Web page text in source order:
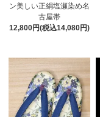
ン美しい正絹塩瀬染め名
古屋帯
12,800円(税込14,080円)